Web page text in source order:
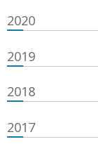
2020
2019
2018
2017